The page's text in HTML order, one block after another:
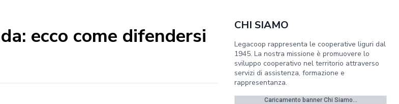
ecco come difendersi
CHI SIAMO
Legacoop rappresenta le cooperative liguri dal
1945. La nostra missione è promuovere lo
sviluppo cooperativo nel territorio attraverso
servizi di assistenza, formazione e
rappresentanza.
Caricamento banner Chi Siamo...